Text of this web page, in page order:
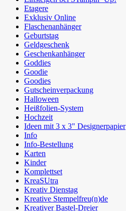
Etagere
Exklusiv Online
Flaschenanhänger
Geburtstag
Geldgeschenk
Geschenkanhänger
Goddies
Goodie
Goodies
Gutscheinverpackung
Halloween
Heißfolien-System
Hochzeit
Ideen mit 3 x 3" Designerpapier
Info
Info-Bestellung
Karten
Kinder
Komplettset
KreaSUtra
Kreativ Dienstag
Kreative Stempelfreu(n)de
Kreativer Bastel-Dreier